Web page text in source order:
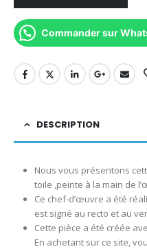
Commander sur
DESCRIPTION
Nous vous présentons
toile ,peinte à la main de
Ce chef-d’œuvre a été
est signé au recto et au
Cette pièce a été créée
En achetant sur ce site,